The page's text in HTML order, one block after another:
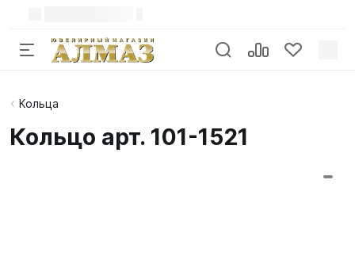
Кольца
Кольцо арт. 101-1521